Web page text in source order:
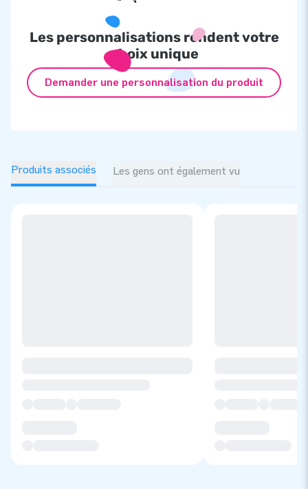
Les personnalisations rendent votre
choix unique
Demander une personnalisation du produit
Produits associés Les gens ont également vu